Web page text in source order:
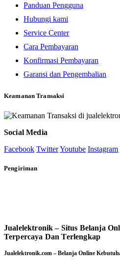
Panduan Pengguna
Hubungi kami
Service Center
Cara Pembayaran
Konfirmasi Pembayaran
Garansi dan Pengembalian
Keamanan Transaksi
Social Media
Facebook TwitterYoutube Instagram
Pengiriman
Jualelektronik – Situs Belanja
Terpercaya Dan Terlengkap
Jualelektronik.com – Belanja Online